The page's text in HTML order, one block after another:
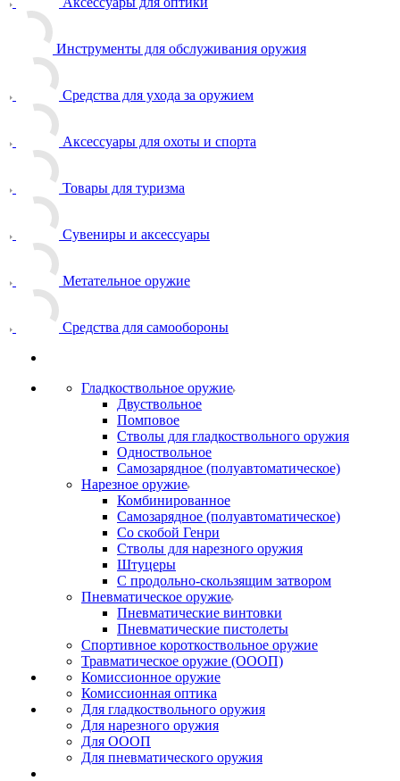
Инструменты для обслуживания оружия
Средства для ухода за оружием
Аксессуары для охоты и спорта
Товары для туризма
Сувениры и аксессуары
Метательное оружие
Средства для самообороны
Гладкоствольное оружие
Двуствольное
Помповое
Стволы для гладкоствольного оружия
Одноствольное
Самозарядное (полуавтоматическое)
Нарезное оружие
Комбинированное
Самозарядное (полуавтоматическое)
Со скобой Генри
Стволы для нарезного оружия
Штуцеры
С продольно-скользящим затвором
Пневматическое оружие
Пневматические винтовки
Пневматические пистолеты
Спортивное короткоствольное оружие
Травматическое оружие (ОООП)
Комиссионное оружие
Комиссионная оптика
Для гладкоствольного оружия
Для нарезного оружия
Для ОООП
Для пневматического оружия